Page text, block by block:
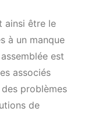
ainsi être le
à un manque
est
associés
problèmes
de